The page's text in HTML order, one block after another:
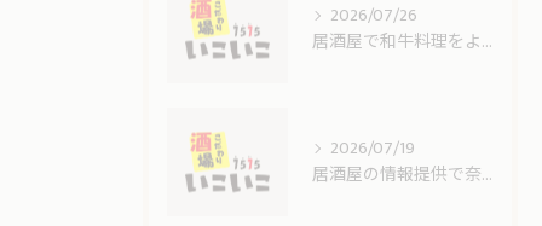
2026/07/26
居酒屋で和牛料理をより美味しく楽しむための選び方と調理法のコツ
2026/07/19
居酒屋の情報提供で奈良県北葛城郡王寺町磯城郡川西町を楽しむためのポイント